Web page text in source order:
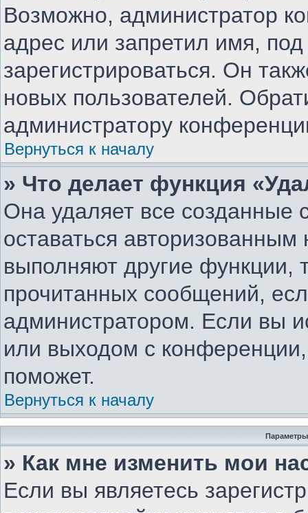
Возможно, администратор
адрес или запретил имя,
зарегистрироваться. Он
новых пользователей.
администратору
Вернуться к началу
» Что делает функция
Она удаляет все созданные
оставаться
выполняют другие функции,
прочитанных сообщений,
администратором. Если вы
или выходом с
поможет.
Вернуться к началу
Параметры
» Как мне изменить мои
Если вы являетесь